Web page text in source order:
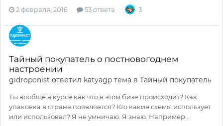
2 февраля, 2016 53 ответа 3
Тайный покупатель о постновогоднем
настроении
gidroponist ответил katyagp тема в Тайный покупатель
Ты вообще в курсе как что в этом бизе происходит? Как
упаковка в стране появляется? Кто какие схемы использует
или использовал? Я не умничаю. Я знаю. Например...